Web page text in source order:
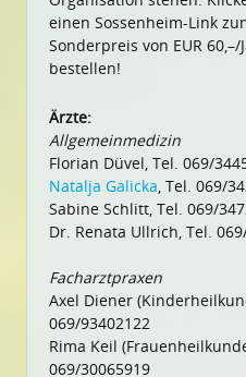
einen Sossenheim-Link
Sonderpreis von EUR
bestellen!
Ärzte:
Allgemeinmedizin
Florian Düvel, Tel. 069/
Natalja Galicka, Tel. 069/
Sabine Schlitt, Tel. 069/
Dr. Renata Ullrich, Tel.
Facharztpraxen
Axel Diener
069/93402122
Rima Keil
069/30065919